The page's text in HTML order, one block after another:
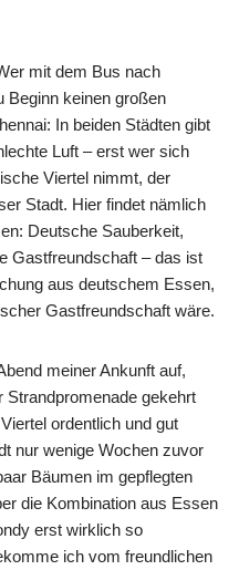
mit dem Bus nach
Beginn keinen großen
In beiden Städten gibt
Luft – erst wer sich
Viertel nimmt, der
Stadt. Hier findet nämlich
Deutsche Sauberkeit,
Gastfreundschaft – das ist
aus deutschem Essen,
Gastfreundschaft wäre.
meiner Ankunft auf,
gekehrt
ordentlich und gut
nur wenige Wochen zuvor
Bäumen im gepflegten
die Kombination aus Essen
erst wirklich so
ich vom freundlichen